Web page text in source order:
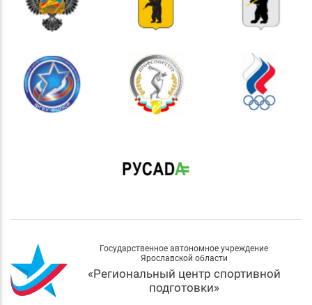
Государственное автономное учреждение
Ярославской области
«Региональный центр спортивной
подготовки»